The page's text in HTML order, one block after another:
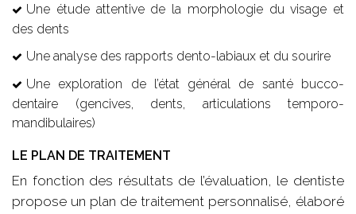
Une étude attentive de la morphologie du visage et
des dents
Une analyse des rapports dento-labiaux et du sourire
Une exploration de l’état général de santé bucco-
dentaire (gencives, dents, articulations temporo-
mandibulaires)
LE PLAN DE TRAITEMENT
En fonction des résultats de l’évaluation, le dentiste
propose un plan de traitement personnalisé, élaboré